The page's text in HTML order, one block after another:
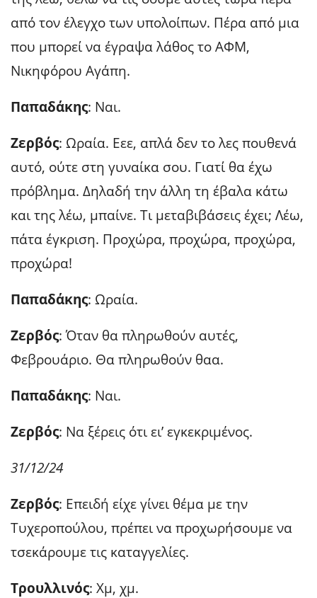
από τον έλεγχο των υπολοίπων. Πέρα από μια
που μπορεί να έγραψα λάθος το ΑΦΜ,
Νικηφόρου Αγάπη.
Παπαδάκης: Ναι.
Ζερβός: Ωραία. Εεε, απλά δεν το λες πουθενά
αυτό, ούτε στη γυναίκα σου. Γιατί θα έχω
πρόβλημα. Δηλαδή την άλλη τη έβαλα κάτω
και της λέω, μπαίνε. Τι μεταβιβάσεις έχει; Λέω,
πάτα έγκριση. Προχώρα, προχώρα, προχώρα,
προχώρα!
Παπαδάκης: Ωραία.
Ζερβός: Όταν θα πληρωθούν αυτές,
Φεβρουάριο. Θα πληρωθούν θαα.
Παπαδάκης: Ναι.
Ζερβός: Να ξέρεις ότι ει’ εγκεκριμένος.
31/12/24
Ζερβός: Επειδή είχε γίνει θέμα με την
Τυχεροπούλου, πρέπει να προχωρήσουμε να
τσεκάρουμε τις καταγγελίες.
Τρουλλινός: Χμ, χμ.